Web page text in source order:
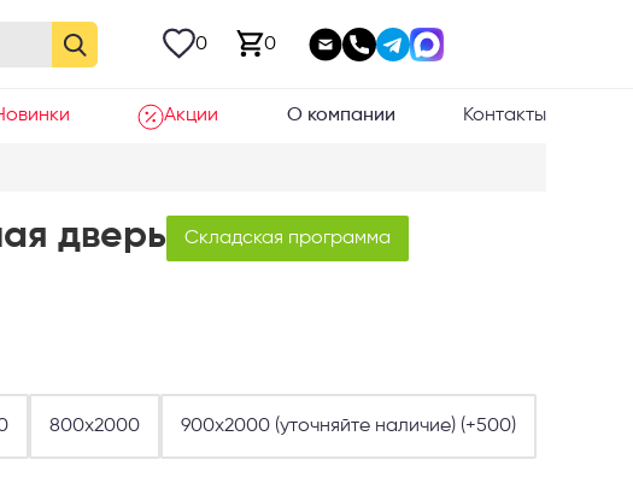
0 0
Акции О компании Контакты
дверь
Складская программа
800х2000 900х2000 (уточняйте наличие) (+500)